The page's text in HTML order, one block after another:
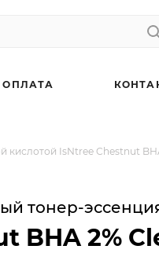
ОПЛАТА
IsNtree Chestnut
тонер-
BHA 2%